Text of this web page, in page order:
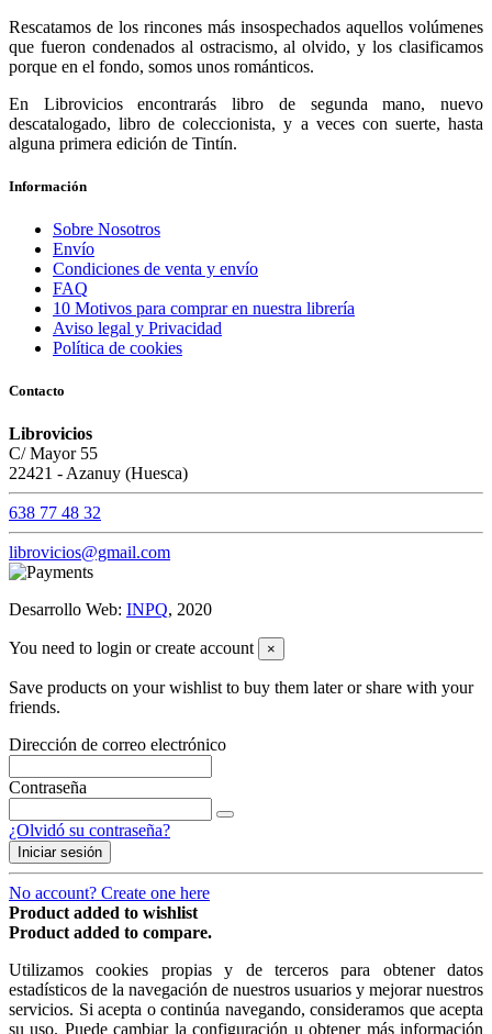
Rescatamos de los rincones más insospechados aquellos volúmenes
que fueron condenados al ostracismo, al olvido, y los clasificamos
porque en el fondo, somos unos románticos.
En Librovicios encontrarás libro de segunda mano, nuevo
descatalogado, libro de coleccionista, y a veces con suerte, hasta
alguna primera edición de Tintín.
Información
Sobre Nosotros
Envío
Condiciones de venta y envío
FAQ
10 Motivos para comprar en nuestra librería
Aviso legal y Privacidad
Política de cookies
Contacto
Librovicios
C/ Mayor 55
22421 - Azanuy (Huesca)
638 77 48 32
librovicios@gmail.com
Desarrollo Web: INPQ, 2020
You need to login or create account ×
Save products on your wishlist to buy them later or share with your
friends.
Dirección de correo electrónico
Contraseña
¿Olvidó su contraseña?
Iniciar sesión
No account? Create one here
Product added to wishlist
Product added to compare.
Utilizamos cookies propias y de terceros para obtener datos
estadísticos de la navegación de nuestros usuarios y mejorar nuestros
servicios. Si acepta o continúa navegando, consideramos que acepta
su uso. Puede cambiar la configuración u obtener más información